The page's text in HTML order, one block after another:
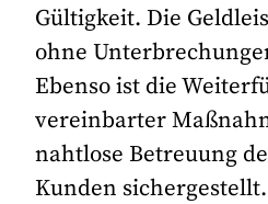
Gültigkeit. Die
ohne
Ebenso ist die
vereinbarter
nahtlose Betreuung
Kunden sichergestellt.